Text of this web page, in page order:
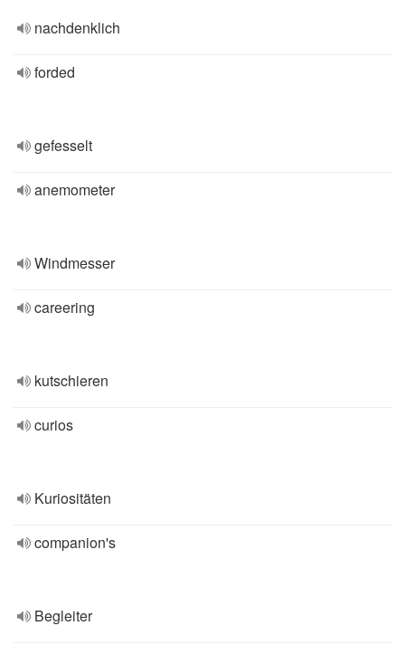
nachdenklich
forded
gefesselt
anemometer
Windmesser
careering
kutschieren
curios
Kuriositäten
companion's
Begleiter